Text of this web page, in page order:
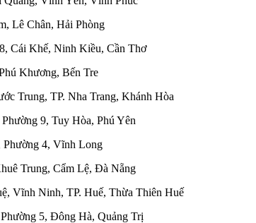
Lê Chân, Hải Phòng
Cái Khế, Ninh Kiều, Cần Thơ
Khương, Bến Tre
Trung, TP. Nha Trang, Khánh Hòa
9, Tuy Hòa, Phú Yên
Phường 4, Vĩnh Long
Trung, Cẩm Lệ, Đà Nẵng
Vĩnh Ninh, TP. Huế, Thừa Thiên Huế
5, Đông Hà, Quảng Trị